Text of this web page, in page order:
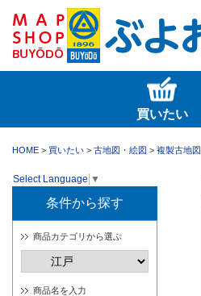
買いたい
HOME > 買いたい > 古地図・絵図 > 複製古地図
Select Language ▼
条件から探す
商品カテゴリから選ぶ
商品名を入力